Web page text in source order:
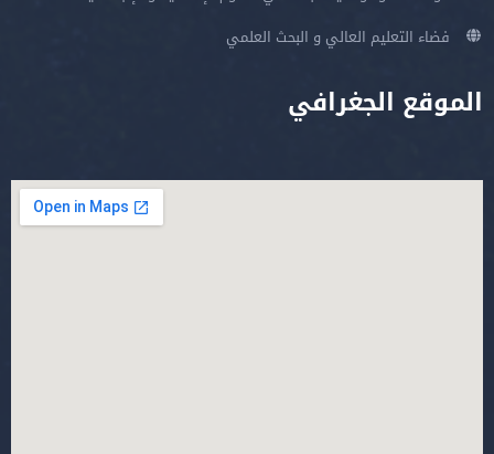
فضاء التعليم العالي و البحث العلمي
الموقع الجغرافي